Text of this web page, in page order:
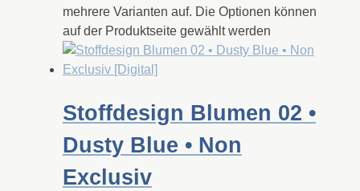
mehrere Varianten auf. Die Optionen können
auf der Produktseite gewählt werden
Stoffdesign Blumen 02 •
Dusty Blue • Non
Exclusiv